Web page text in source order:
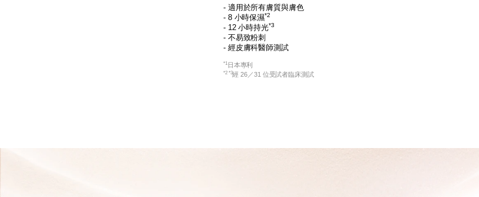
- 適用於所有膚質與膚色
- 8 小時保濕*2
- 12 小時持光*3
- 不易致粉刺
- 經皮膚科醫師測試
*1日本專利
*2 *3經 26／31 位受試者臨床測試